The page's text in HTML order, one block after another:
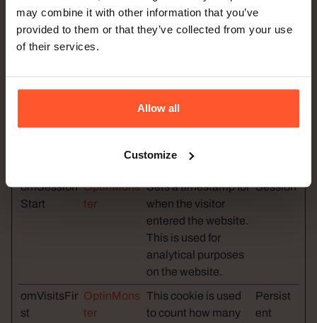
may combine it with other information that you’ve
provided to them or that they’ve collected from your use
of their services.
Allow all
Customize
is also used to
determine how
visits on a website –
be used by the
website to optimize
subpages.
omSession
Start
OptinMons
ter
Sets a timestamp for
when the visitor
entered the website.
This is used for
analytical purposes
on the website.
Session
omVisitsFir
st
OptinMons
ter
This cookie is used
to count how many
Persist
ent